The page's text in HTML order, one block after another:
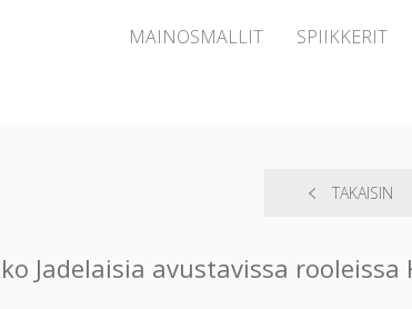
MAINOSMALLIT SPIIKKERIT
TAKAISIN
Jadelaisia avustavissa